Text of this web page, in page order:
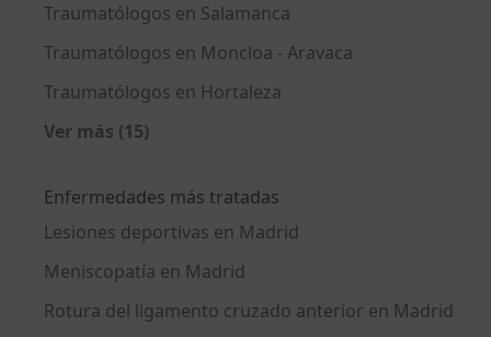
Traumatólogos en Salamanca
Traumatólogos en Moncloa - Aravaca
Traumatólogos en Hortaleza
Ver más (15)
Enfermedades más tratadas
Lesiones deportivas en Madrid
Meniscopatía en Madrid
Rotura del ligamento cruzado anterior en Madrid